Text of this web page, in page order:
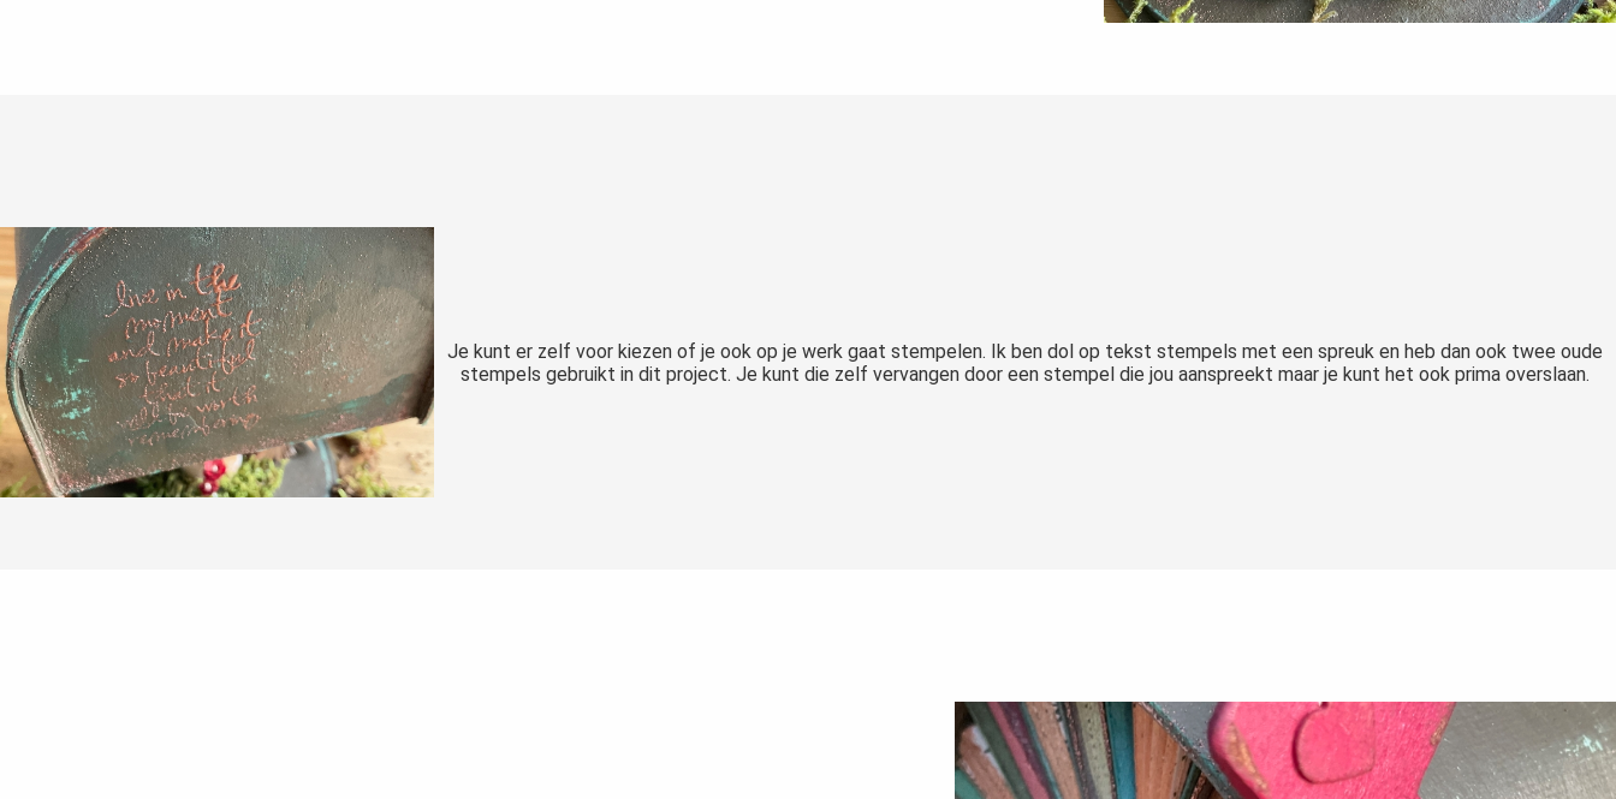
Je kunt er zelf voor kiezen of je ook op je werk gaat stempelen. Ik ben dol op tekst stempels met een spreuk en heb dan ook twee oude
stempels gebruikt in dit project. Je kunt die zelf vervangen door een stempel die jou aanspreekt maar je kunt het ook prima overslaan.